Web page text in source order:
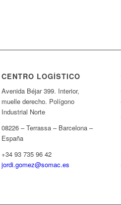
CENTRO LOGÍSTICO
Avenida Béjar 399. Interior,
muelle derecho. Polígono
Industrial Norte
08226 – Terrassa – Barcelona –
España
+34 93 735 96 42
jordi.gomez@somac.es